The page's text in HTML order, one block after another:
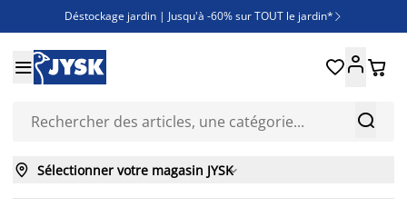
Déstockage jardin | Jusqu'à -60% sur TOUT le jardin* 
Jusqu'à -50% sur une sélection literie
Découvrez les nouveautés de la collection


 
 Sélectionner votre magasin JYSK